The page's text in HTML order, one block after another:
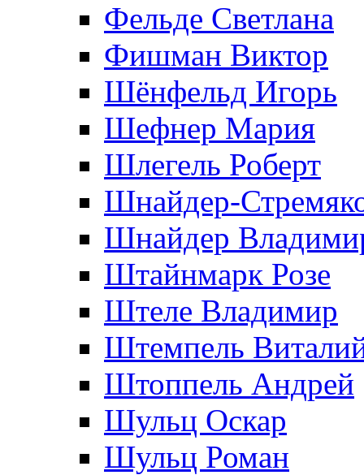
Фельде Светлана
Фишман Виктор
Шёнфельд Игорь
Шефнер Мария
Шлегель Роберт
Шнайдер-
Шнайдер
Штайнмарк Розe
Штеле Владимир
Штемпель
Штоппель Андрей
Шульц Оскар
Шульц Роман